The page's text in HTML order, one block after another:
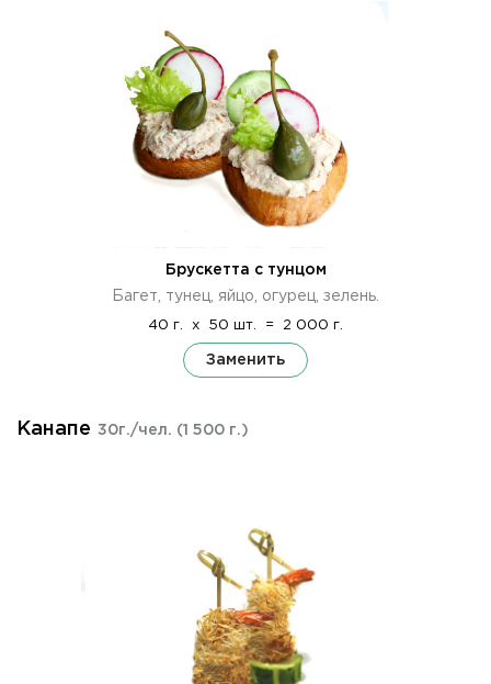
Брускетта с тунцом
Багет, тунец, яйцо, огурец, зелень.
40 г. x 50 шт. = 2 000 г.
Заменить
Канапе 30г./чел. (1 500 г.)